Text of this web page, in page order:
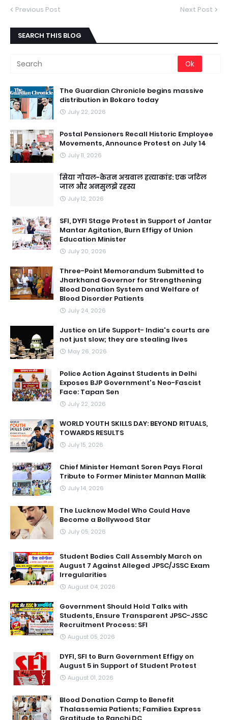
Previous Post Next Post
SEARCH THIS BLOG
The Guardian Chronicle begins massive
distribution in Bokaro today
July 22, 2026
Postal Pensioners Recall Historic Employee
Movements, Announce Protest on July 14
July 11, 2026
सिया गोयल-केतन अग्रवाल हत्याकांड: एक जटिल
जाल और अनसुलझे रहस्य
July 12, 2026
SFI, DYFI Stage Protest in Support of Jantar
Mantar Agitation, Burn Effigy of Union
Education Minister
July 20, 2026
Three-Point Memorandum Submitted to
Jharkhand Governor for Strengthening
Blood Donation System and Welfare of
Blood Disorder Patients
July 24, 2026
Justice on Life Support- India's courts are
not just slow; they are stealing lives
May 26, 2026
Police Action Against Students in Delhi
Exposes BJP Government's Neo-Fascist
Face: Tapan Sen
July 22, 2026
WORLD YOUTH SKILLS DAY: BEYOND RITUALS,
TOWARDS RESULTS
July 15, 2026
Chief Minister Hemant Soren Pays Floral
Tribute to Former Minister Mannan Mallik
July 14, 2026
The Lucknow Model Who Could Have
Become a Bollywood Star
July 05, 2026
Student Bodies Call Assembly March on
August 7 Against Alleged JPSC/JSSC Exam
Irregularities
August 04, 2026
Government Should Hold Talks with
Students, Ensure Transparent JPSC-JSSC
Recruitment Process: SFI
August 05, 2026
DYFI, SFI to Burn Government Effigy on
August 5 in Support of Student Protest
August 01, 2026
Blood Donation Camp to Benefit
Thalassemia Patients; Families Express